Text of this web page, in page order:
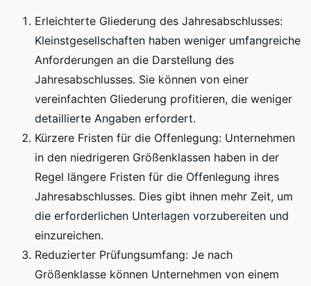
Erleichterte Gliederung des Jahresabschlusses:
Kleinstgesellschaften haben weniger umfangreiche
Anforderungen an die Darstellung des
Jahresabschlusses. Sie können von einer
vereinfachten Gliederung profitieren, die weniger
detaillierte Angaben erfordert.
Kürzere Fristen für die Offenlegung: Unternehmen
in den niedrigeren Größenklassen haben in der
Regel längere Fristen für die Offenlegung ihres
Jahresabschlusses. Dies gibt ihnen mehr Zeit, um
die erforderlichen Unterlagen vorzubereiten und
einzureichen.
Reduzierter Prüfungsumfang: Je nach
Größenklasse können Unternehmen von einem